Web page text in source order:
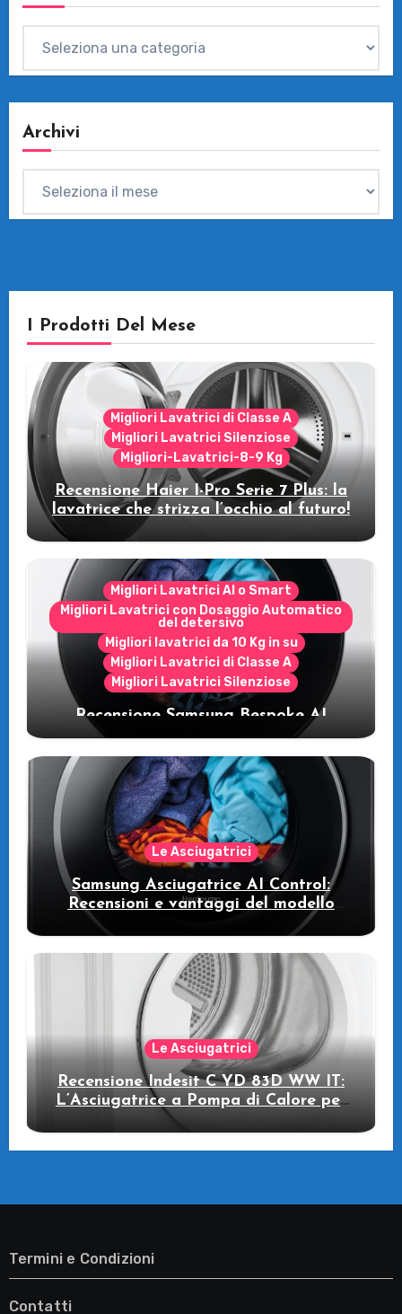
Archivi
I Prodotti Del Mese
Migliori Lavatrici di Classe A
Migliori Lavatrici Silenziose
Migliori-Lavatrici-8-9 Kg
Recensione Haier I-Pro Serie 7 Plus: la
lavatrice che strizza l’occhio al futuro!
Migliori Lavatrici AI o Smart
Migliori Lavatrici con Dosaggio Automatico
del detersivo
Migliori lavatrici da 10 Kg in su
Migliori Lavatrici di Classe A
Migliori Lavatrici Silenziose
Recensione Samsung Bespoke AI
WW11DB7B94GE/U3: la lavatrice
intelligente che fa risparmiare
Le Asciugatrici
Samsung Asciugatrice AI Control:
Recensioni e vantaggi del modello
Le Asciugatrici
Recensione Indesit C YD 83D WW IT:
L’Asciugatrice a Pompa di Calore per
il Tuo Benessere
Termini e Condizioni
Contatti